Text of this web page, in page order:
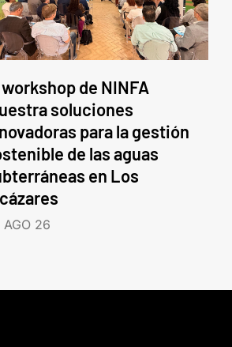
workshop de NINFA
soluciones
para la gestión
de las aguas
en Los
AGO 26